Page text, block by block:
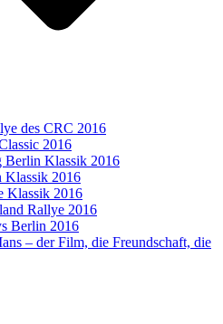
des CRC 2016
2016
Berlin Klassik 2016
Klassik 2016
Klassik 2016
Rallye 2016
Berlin 2016
– der Film, die Freundschaft, die